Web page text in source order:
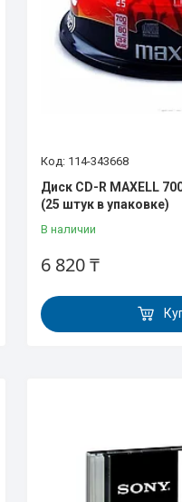
114-343668
Диск CD-R MAXELL
(25 штук в упаковке)
В наличии
6 820 ₸